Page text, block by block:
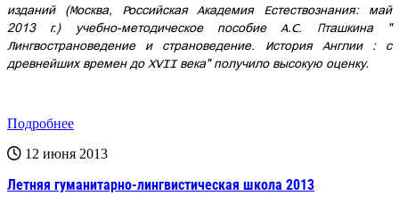
изданий (Москва, Российская Академия Естествознания: май
2013 г.) учебно-методическое пособие А.С. Пташкина "
Лингвострановедение и страноведение. История Англии : с
древнейших времен до XVII века" получило высокую оценку.
Подробнее
12 июня 2013
Летняя гуманитарно-лингвистическая школа 2013